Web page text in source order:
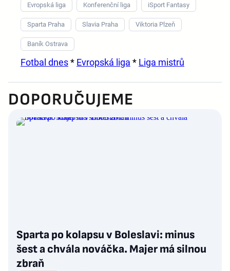
Evropská liga Konferenční liga iSport Fantasy
Sparta Praha Slavia Praha Viktoria Plzeň
Baník Ostrava
Fotbal dnes* Evropská liga * Liga mistrů
DOPORUČUJEME
Sparta po kolapsu v Boleslavi: minus
šest a chvála nováčka. Majer má silnou
zbraň